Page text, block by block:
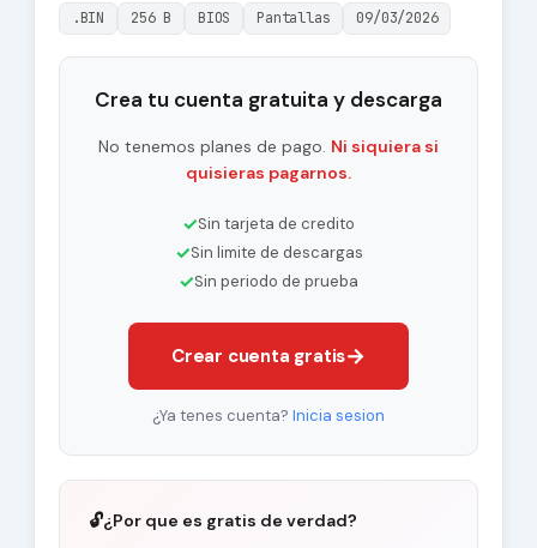
.BIN 256 B BIOS Pantallas 09/03/2026
Crea tu cuenta gratuita y descarga
No tenemos planes de pago. Ni siquiera si
quisieras pagarnos.
✓Sin tarjeta de credito
✓Sin limite de descargas
✓Sin periodo de prueba
Crear cuenta gratis→
¿Ya tenes cuenta? Inicia sesion
🔓¿Por que es gratis de verdad?